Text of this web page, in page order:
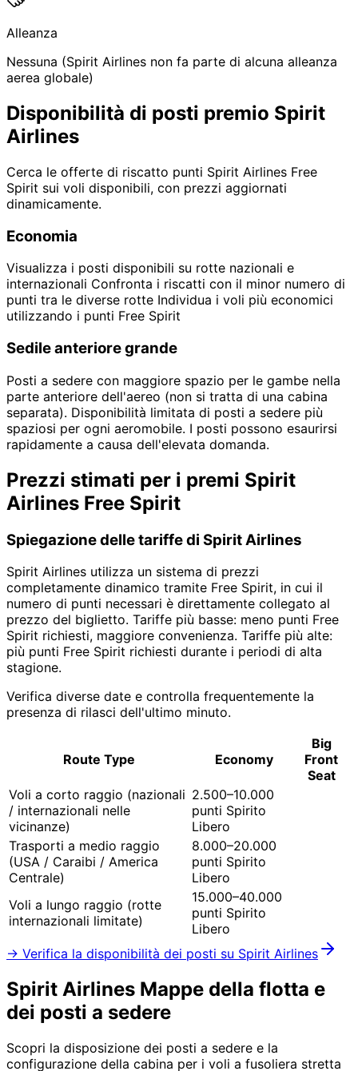
Alleanza
Nessuna (Spirit Airlines non fa parte di alcuna alleanza
aerea globale)
Disponibilità di posti premio Spirit
Airlines
Cerca le offerte di riscatto punti Spirit Airlines Free
Spirit sui voli disponibili, con prezzi aggiornati
dinamicamente.
Economia
Visualizza i posti disponibili su rotte nazionali e
internazionali Confronta i riscatti con il minor numero di
punti tra le diverse rotte Individua i voli più economici
utilizzando i punti Free Spirit
Sedile anteriore grande
Posti a sedere con maggiore spazio per le gambe nella
parte anteriore dell'aereo (non si tratta di una cabina
separata). Disponibilità limitata di posti a sedere più
spaziosi per ogni aeromobile. I posti possono esaurirsi
rapidamente a causa dell'elevata domanda.
Prezzi stimati per i premi Spirit
Airlines Free Spirit
Spiegazione delle tariffe di Spirit Airlines
Spirit Airlines utilizza un sistema di prezzi
completamente dinamico tramite Free Spirit, in cui il
numero di punti necessari è direttamente collegato al
prezzo del biglietto. Tariffe più basse: meno punti Free
Spirit richiesti, maggiore convenienza. Tariffe più alte:
più punti Free Spirit richiesti durante i periodi di alta
stagione.
Verifica diverse date e controlla frequentemente la
presenza di rilasci dell'ultimo minuto.
Route Type Economy
Big
Front
Seat
Voli a corto raggio (nazionali
/ internazionali nelle
vicinanze)
2.500–10.000
punti Spirito
Libero
Trasporti a medio raggio
(USA / Caraibi / America
Centrale)
8.000–20.000
punti Spirito
Libero
Voli a lungo raggio (rotte
internazionali limitate)
15.000–40.000
punti Spirito
Libero
→ Verifica la disponibilità dei posti su Spirit Airlines
Spirit Airlines Mappe della flotta e
dei posti a sedere
Scopri la disposizione dei posti a sedere e la
configurazione della cabina per i voli a fusoliera stretta